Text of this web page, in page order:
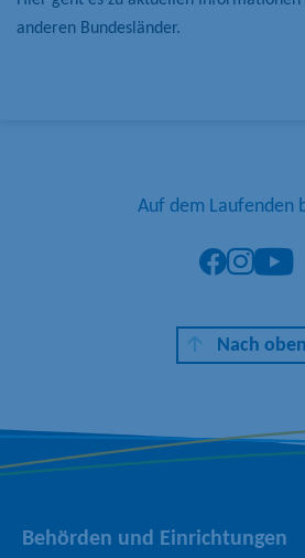
anderen Bundesländer.
Auf dem Laufenden
Z
u
F
a
b
-
Z
u
I
n
a
m
Z
Y
o
u
Nach oben
Behörden und Einrichtungen